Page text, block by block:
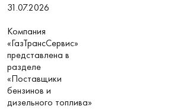
31.07.2026
Компания
«ГазТрансСервис»
представлена в
разделе
«Поставщики
бензинов и
дизельного топлива»